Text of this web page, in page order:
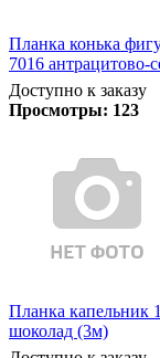
Планка конька
7016 антрацитово-
Доступно к заказу
Просмотры: 123
Планка капельник
шоколад (3м)